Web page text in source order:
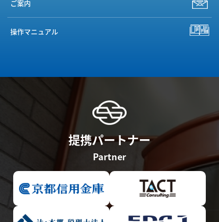
ご案内
操作マニュアル
提携パートナー
Partner